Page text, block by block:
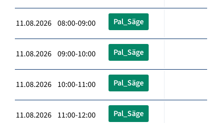
11.08.2026 08:00-09:00 Pal_Säge
11.08.2026 09:00-10:00 Pal_Säge
11.08.2026 10:00-11:00 Pal_Säge
11.08.2026 11:00-12:00 Pal_Säge